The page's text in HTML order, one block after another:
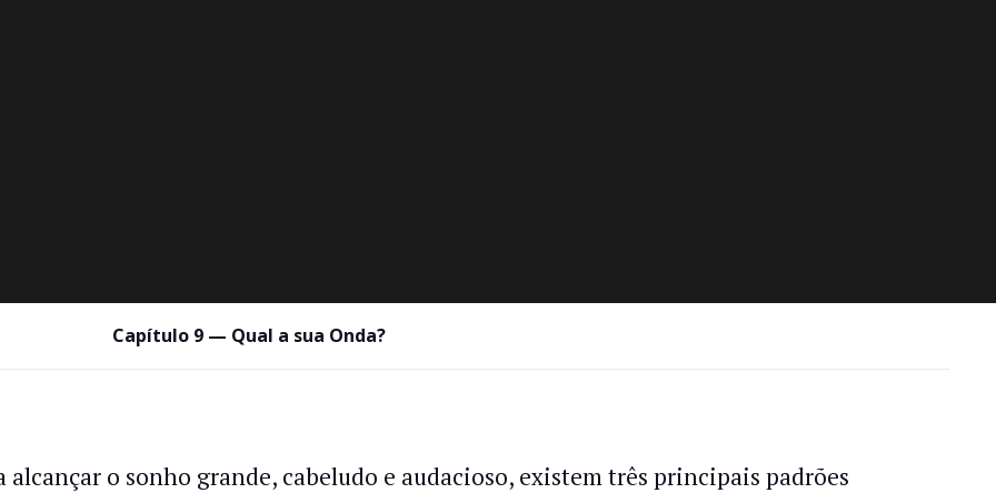
Capítulo 9 — Qual a sua Onda?
alcançar o sonho grande, cabeludo e audacioso, existem três principais padrões